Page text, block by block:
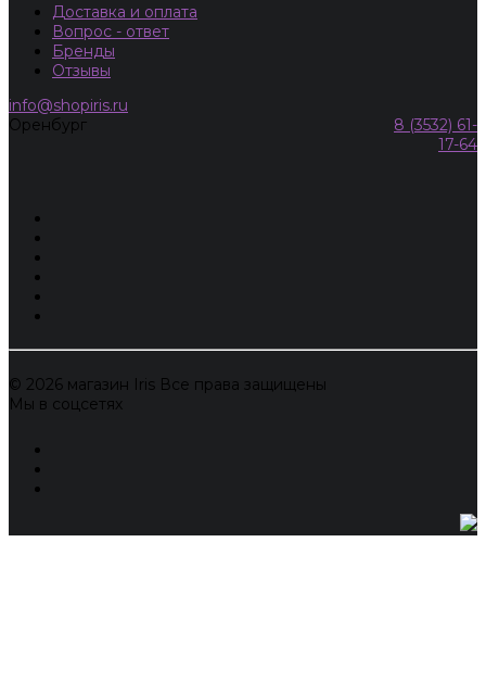
Доставка и оплата
Вопрос - ответ
Бренды
Отзывы
info@shopiris.ru
Оренбург
8 (3532) 61-
17-64
© 2026 магазин Iris Все права защищены
Мы в соцсетях